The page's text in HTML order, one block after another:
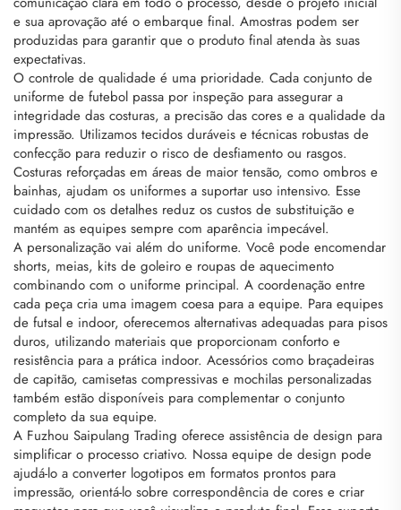
e sua aprovação até o embarque final. Amostras podem ser
produzidas para garantir que o produto final atenda às suas
expectativas.
O controle de qualidade é uma prioridade. Cada conjunto de
uniforme de futebol passa por inspeção para assegurar a
integridade das costuras, a precisão das cores e a qualidade da
impressão. Utilizamos tecidos duráveis e técnicas robustas de
confecção para reduzir o risco de desfiamento ou rasgos.
Costuras reforçadas em áreas de maior tensão, como ombros e
bainhas, ajudam os uniformes a suportar uso intensivo. Esse
cuidado com os detalhes reduz os custos de substituição e
mantém as equipes sempre com aparência impecável.
A personalização vai além do uniforme. Você pode encomendar
shorts, meias, kits de goleiro e roupas de aquecimento
combinando com o uniforme principal. A coordenação entre
cada peça cria uma imagem coesa para a equipe. Para equipes
de futsal e indoor, oferecemos alternativas adequadas para pisos
duros, utilizando materiais que proporcionam conforto e
resistência para a prática indoor. Acessórios como braçadeiras
de capitão, camisetas compressivas e mochilas personalizadas
também estão disponíveis para complementar o conjunto
completo da sua equipe.
A Fuzhou Saipulang Trading oferece assistência de design para
simplificar o processo criativo. Nossa equipe de design pode
ajudá-lo a converter logotipos em formatos prontos para
impressão, orientá-lo sobre correspondência de cores e criar